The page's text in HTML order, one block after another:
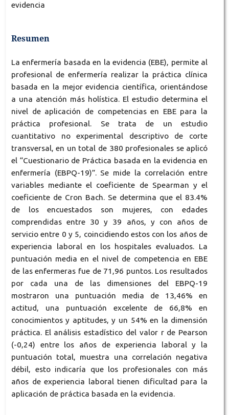
evidencia
Resumen
La enfermería basada en la evidencia (EBE), permite al
profesional de enfermería realizar la práctica clínica
basada en la mejor evidencia científica, orientándose
a una atención más holística. El estudio determina el
nivel de aplicación de competencias en EBE para la
práctica profesional. Se trata de un estudio
cuantitativo no experimental descriptivo de corte
transversal, en un total de 380 profesionales se aplicó
el “Cuestionario de Práctica basada en la evidencia en
enfermería (EBPQ-19)”. Se mide la correlación entre
variables mediante el coeficiente de Spearman y el
coeficiente de Cron Bach. Se determina que el 83.4%
de los encuestados son mujeres, con edades
comprendidas entre 30 y 39 años, y con años de
servicio entre 0 y 5, coincidiendo estos con los años de
experiencia laboral en los hospitales evaluados. La
puntuación media en el nivel de competencia en EBE
de las enfermeras fue de 71,96 puntos. Los resultados
por cada una de las dimensiones del EBPQ-19
mostraron una puntuación media de 13,46% en
actitud, una puntuación excelente de 66,8% en
conocimientos y aptitudes, y un 54% en la dimensión
práctica. El análisis estadístico del valor r de Pearson
(-0,24) entre los años de experiencia laboral y la
puntuación total, muestra una correlación negativa
débil, esto indicaría que los profesionales con más
años de experiencia laboral tienen dificultad para la
aplicación de práctica basada en la evidencia.